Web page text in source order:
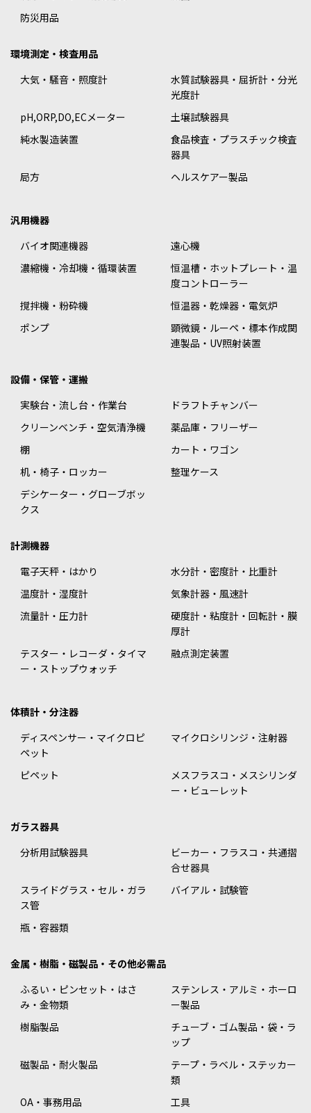
防災用品
環境測定・検査用品
大気・騒音・照度計
水質試験器具・屈折計・分光
光度計
pH,ORP,DO,ECメーター
土壌試験器具
純水製造装置
食品検査・プラスチック検査
器具
局方
ヘルスケアー製品
汎用機器
バイオ関連機器
遠心機
濃縮機・冷却機・循環装置
恒温槽・ホットプレート・温
度コントローラー
撹拌機・粉砕機
恒温器・乾燥器・電気炉
ポンプ
顕微鏡・ルーペ・標本作成関
連製品・UV照射装置
設備・保管・運搬
実験台・流し台・作業台
ドラフトチャンバー
クリーンベンチ・空気清浄機
薬品庫・フリーザー
棚
カート・ワゴン
机・椅子・ロッカー
整理ケース
デシケーター・グローブボッ
クス
計測機器
電子天秤・はかり
水分計・密度計・比重計
温度計・湿度計
気象計器・風速計
流量計・圧力計
硬度計・粘度計・回転計・膜
厚計
テスター・レコーダ・タイマ
ー・ストップウォッチ
融点測定装置
体積計・分注器
ディスペンサー・マイクロピ
ペット
マイクロシリンジ・注射器
ピペット
メスフラスコ・メスシリンダ
ー・ビューレット
ガラス器具
分析用試験器具
ビーカー・フラスコ・共通摺
合せ器具
スライドグラス・セル・ガラ
ス管
バイアル・試験管
瓶・容器類
金属・樹脂・磁製品・その他必需品
ふるい・ピンセット・はさ
み・金物類
ステンレス・アルミ・ホーロ
ー製品
樹脂製品
チューブ・ゴム製品・袋・ラ
ップ
磁製品・耐火製品
テープ・ラベル・ステッカー
類
OA・事務用品
工具